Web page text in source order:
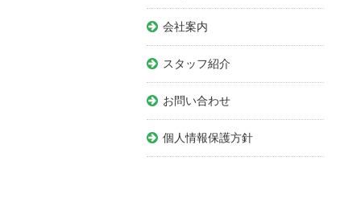
会社案内
スタッフ紹介
お問い合わせ
個人情報保護方針